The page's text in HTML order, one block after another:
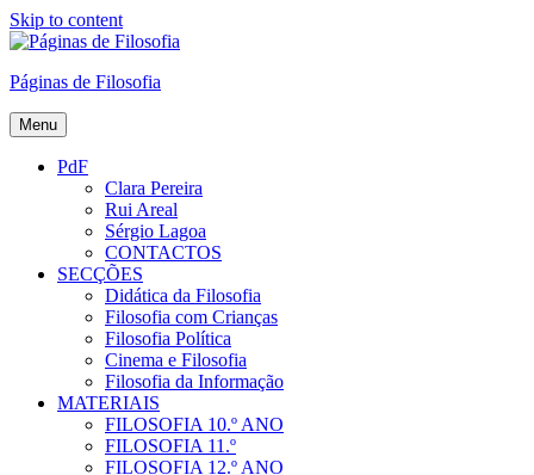
Skip to content
Páginas de Filosofia
Menu
PdF
Clara Pereira
Rui Areal
Sérgio Lagoa
CONTACTOS
SECÇÕES
Didática da Filosofia
Filosofia com Crianças
Filosofia Política
Cinema e Filosofia
Filosofia da Informação
MATERIAIS
FILOSOFIA 10.º ANO
FILOSOFIA 11.º
FILOSOFIA 12.º ANO